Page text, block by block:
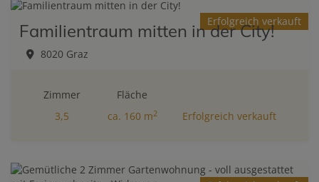
Erfolgreich verkauft
Familientraum mitten in der City!
8020 Graz
Zimmer
3,5
Fläche
ca. 160 m2 Erfolgreich verkauft